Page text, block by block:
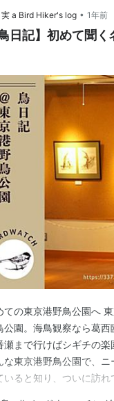
実 a Bird Hiker's log • 1年前
鳥日記】初めて聞
ての東京港野鳥公園へ
公園。海鳥観察なら葛
瀬まで行けばシギチの楽
な東京港野鳥公園で、
いると知り、ついに訪